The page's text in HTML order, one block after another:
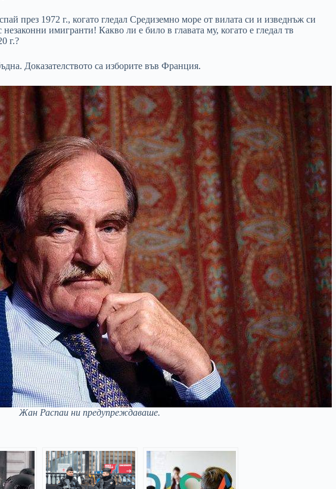
през 1972 г., когато гледал Средиземно море от вилата си и изведнъж си
имигранти! Какво ли е било в главата му, когато е гледал тв
г.?
Доказателството са изборите във Франция.
Жан Распаи ни предупреждаваше.